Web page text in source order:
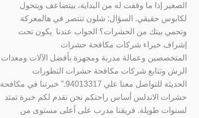
الصغير إذا ما وقفت له من البداية، بيتضاعف ويتحول
لكابوس حقيقي. السؤال: شلون تنتصر في هالمعركة
وتحمي بيتك من الحشرات؟ الجواب عندنا يكون تحت
إشراف خبراء شركات مكافحة حشرات
المتخصصين وعمالة مدربة ومجهزة بأفضل الآلات ومعدات
الرش وتتابع شركات مكافحة حشرات التطورات
الحديثة للتواصل معنا علي 94013317.” خبرتنا في مكافحة
حشرات الاندلس أساس راحتكم نحن نقدم لكم خبرة تمتد
لسنوات طويلة. فريقنا مدرب على أعلى مستوى من